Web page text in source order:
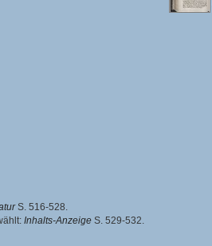
S. 516-528.
Inhalts-Anzeige S. 529-532.